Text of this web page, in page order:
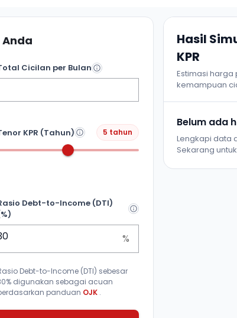
Anda
Cicilan per Bulan
KPR (Tahun) 5 tahun
Debt-to-Income (DTI)
%
Debt-to-Income (DTI) sebesar
digunakan sebagai acuan
panduan OJK .
Hasil
KPR
Estimasi
kemampuan
Belum ada
Lengkapi data
Sekarang